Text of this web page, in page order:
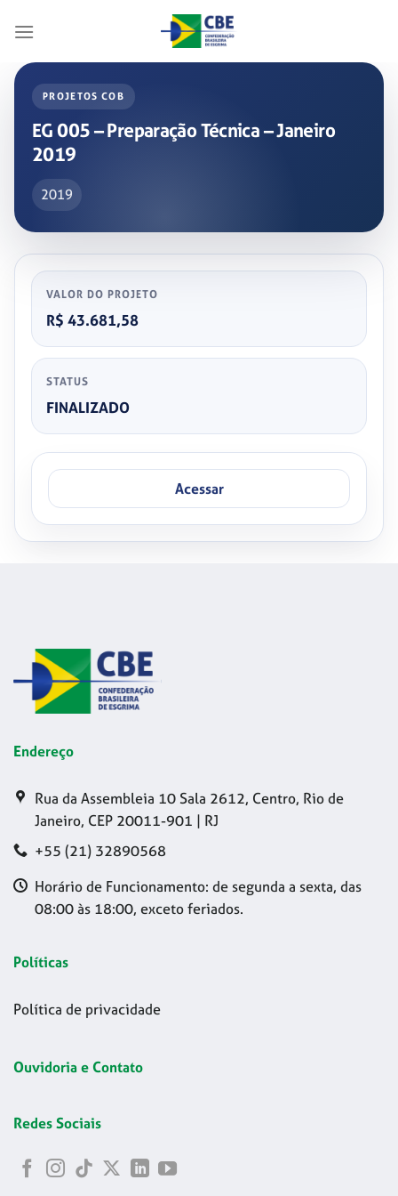
PROJETOS COB
EG 005 – Preparação Técnica – Janeiro
2019
2019
VALOR DO PROJETO
R$ 43.681,58
STATUS
FINALIZADO
Acessar
Endereço
Rua da Assembleia 10 Sala 2612, Centro, Rio de
Janeiro, CEP 20011-901 | RJ
+55 (21) 32890568
Horário de Funcionamento: de segunda a sexta, das
08:00 às 18:00, exceto feriados.
Políticas
Política de privacidade
Ouvidoria e Contato
Redes Sociais